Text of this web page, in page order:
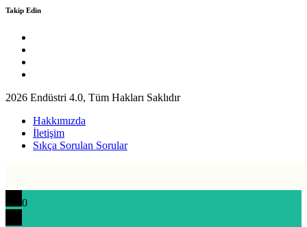
Takip Edin
2026 Endüstri 4.0, Tüm Hakları Saklıdır
Hakkımızda
İletişim
Sıkça Sorulan Sorular
0